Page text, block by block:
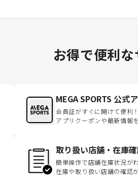
お得で便利
MEGA SPORTS 公式
会員証がすぐに開けて便利！
アプリクーポンや最新情報
取り扱い店舗・在庫
簡単操作で店舗在庫状況が
在庫や取り扱い店舗の確認